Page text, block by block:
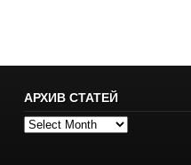
АРХИВ СТАТЕЙ
Архив